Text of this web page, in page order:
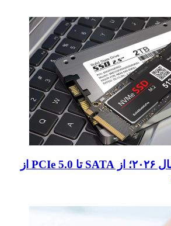
بهترین SSDها در سال ۲۰۲۶؛ از SATA تا PCIe 5.0 از